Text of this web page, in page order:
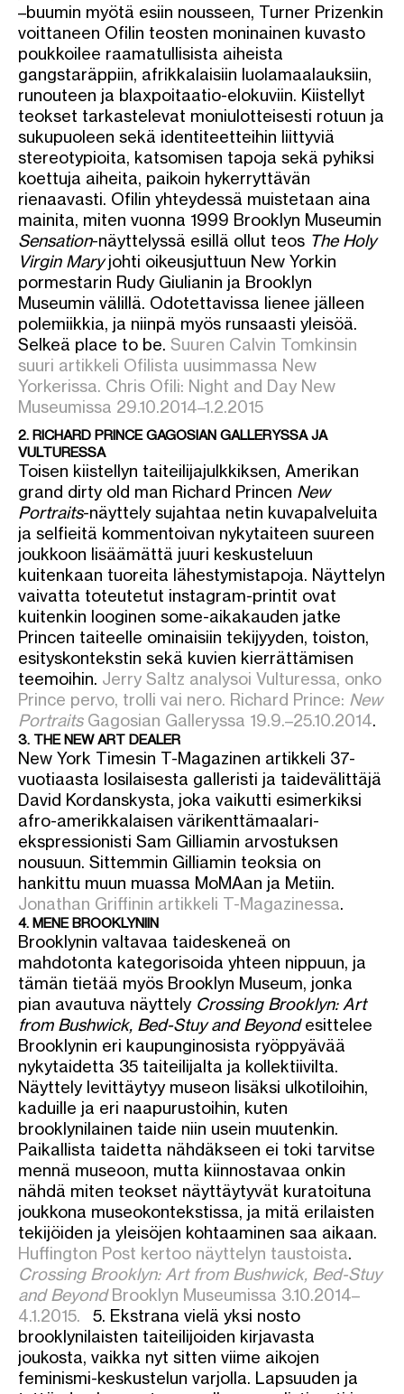
–buumin myötä esiin nousseen, Turner Prizenkin
voittaneen Ofilin teosten moninainen kuvasto
poukkoilee raamatullisista aiheista
gangstaräppiin, afrikkalaisiin luolamaalauksiin,
runouteen ja blaxpoitaatio-elokuviin. Kiistellyt
teokset tarkastelevat moniulotteisesti rotuun ja
sukupuoleen sekä identiteetteihin liittyviä
stereotypioita, katsomisen tapoja sekä pyhiksi
koettuja aiheita, paikoin hykerryttävän
rienaavasti. Ofilin yhteydessä muistetaan aina
mainita, miten vuonna 1999 Brooklyn Museumin
Sensation-näyttelyssä esillä ollut teos The Holy
Virgin Maryjohti oikeusjuttuun New Yorkin
pormestarin Rudy Giulianin ja Brooklyn
Museumin välillä. Odotettavissa lienee jälleen
polemiikkia, ja niinpä myös runsaasti yleisöä.
Selkeä place to be. Suuren Calvin Tomkinsin
suuri artikkeli Ofilista uusimmassa New
Yorkerissa. Chris Ofili: Night and Day New
Museumissa 29.10.2014–1.2.2015
2. RICHARD PRINCE GAGOSIAN GALLERYSSA JA
VULTURESSA
Toisen kiistellyn taiteilijajulkkiksen, Amerikan
grand dirty old man Richard Princen New
Portraits-näyttely sujahtaa netin kuvapalveluita
ja selfieitä kommentoivan nykytaiteen suureen
joukkoon lisäämättä juuri keskusteluun
kuitenkaan tuoreita lähestymistapoja. Näyttelyn
vaivatta toteutetut instagram-printit ovat
kuitenkin looginen some-aikakauden jatke
Princen taiteelle ominaisiin tekijyyden, toiston,
esityskontekstin sekä kuvien kierrättämisen
teemoihin. Jerry Saltz analysoi Vulturessa, onko
Prince pervo, trolli vai nero. Richard Prince: New
PortraitsGagosian Galleryssa 19.9.–25.10.2014.
3. THE NEW ART DEALER
New York Timesin T-Magazinen artikkeli 37-
vuotiaasta losilaisesta galleristi ja taidevälittäjä
David Kordanskysta, joka vaikutti esimerkiksi
afro-amerikkalaisen värikenttämaalari-
ekspressionisti Sam Gilliamin arvostuksen
nousuun. Sittemmin Gilliamin teoksia on
hankittu muun muassa MoMAan ja Metiin.
Jonathan Griffinin artikkeli T-Magazinessa.
4. MENE BROOKLYNIIN
Brooklynin valtavaa taideskeneä on
mahdotonta kategorisoida yhteen nippuun, ja
tämän tietää myös Brooklyn Museum, jonka
pian avautuva näyttely Crossing Brooklyn: Art
from Bushwick, Bed-Stuy and Beyondesittelee
Brooklynin eri kaupunginosista ryöppyävää
nykytaidetta 35 taiteilijalta ja kollektiivilta.
Näyttely levittäytyy museon lisäksi ulkotiloihin,
kaduille ja eri naapurustoihin, kuten
brooklynilainen taide niin usein muutenkin.
Paikallista taidetta nähdäkseen ei toki tarvitse
mennä museoon, mutta kiinnostavaa onkin
nähdä miten teokset näyttäytyvät kuratoituna
joukkona museokontekstissa, ja mitä erilaisten
tekijöiden ja yleisöjen kohtaaminen saa aikaan.
Huffington Post kertoo näyttelyn taustoista.
Crossing Brooklyn: Art from Bushwick, Bed-Stuy
and BeyondBrooklyn Museumissa 3.10.2014–
4.1.2015. 5. Ekstrana vielä yksi nosto
brooklynilaisten taiteilijoiden kirjavasta
joukosta, vaikka nyt sitten viime aikojen
feminismi-keskustelun varjolla. Lapsuuden ja